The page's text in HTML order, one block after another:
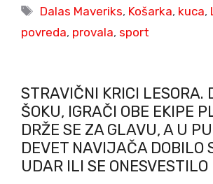
Tags
Dalas Maveriks, Košarka, kuca,
povreda, provala, sport
STRAVIČNI KRICI LESORA.
ŠOKU, IGRAČI OBE EKIPE
DRŽE SE ZA GLAVU, A U
DEVET NAVIJAČA DOBILO
UDAR ILI SE ONESVESTILO